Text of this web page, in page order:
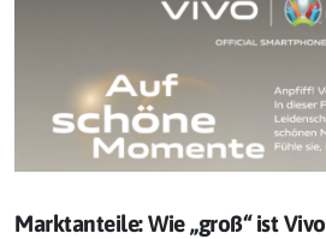
Marktanteile: Wie „groß“ ist